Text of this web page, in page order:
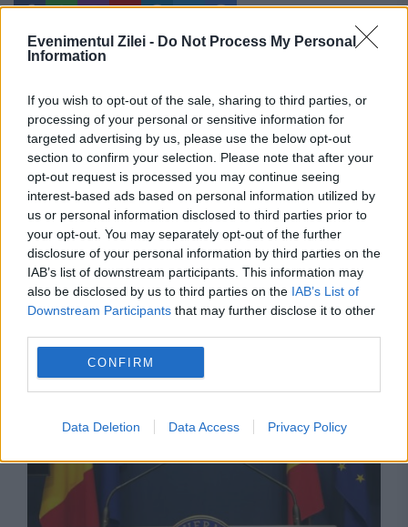
Evenimentul Zilei - Do Not Process My Personal
Information
If you wish to opt-out of the sale, sharing to third parties, or
processing of your personal or sensitive information for
targeted advertising by us, please use the below opt-out
section to confirm your selection. Please note that after your
opt-out request is processed you may continue seeing
interest-based ads based on personal information utilized by
us or personal information disclosed to third parties prior to
your opt-out. You may separately opt-out of the further
disclosure of your personal information by third parties on the
IAB’s list of downstream participants. This information may
also be disclosed by us to third parties on the IAB’s List of
Downstream Participants that may further disclose it to other
CONFIRM
Data Deletion Data Access Privacy Policy
Recomandările noastre